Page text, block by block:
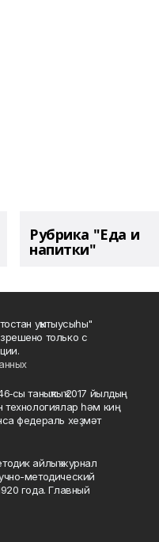
Рубрика "Еда и
напитки"
уҡытыусыһы"
только с
таныҡлыҡ 2017 йылдың
һәм киң
федераль хеҙмәт
айлыҡ журнал
методический
года. Главный